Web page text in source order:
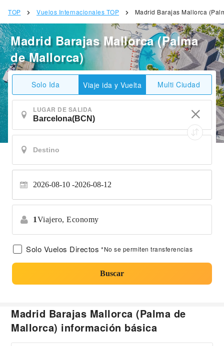
TOP Vuelos Internacionales TOP Madrid Barajas Mallorca
Madrid Barajas Mallorca (Palma
de Mallorca)
Solo Ida Viaje ida y Vuelta Multi Ciudad
LUGAR DE SALIDA
2026-08-10 2026-08-12
1Viajero, Economy
Solo Vuelos Directos *No se permiten transferencias
Buscar
Madrid Barajas Mallorca (Palma de
Mallorca) información básica